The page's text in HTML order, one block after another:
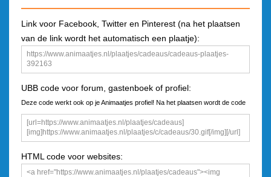
Link voor Facebook, Twitter en Pinterest (na het plaatsen
van de link wordt het automatisch een plaatje):
UBB code voor forum, gastenboek of profiel:
Deze code werkt ook op je Animaatjes profiel! Na het plaatsen wordt de code
een plaatje
HTML code voor websites: